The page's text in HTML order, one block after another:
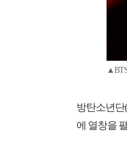
방탄소년단
에 열창을